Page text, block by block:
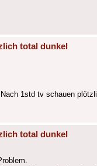
total dunkel
1std tv schauen
total dunkel